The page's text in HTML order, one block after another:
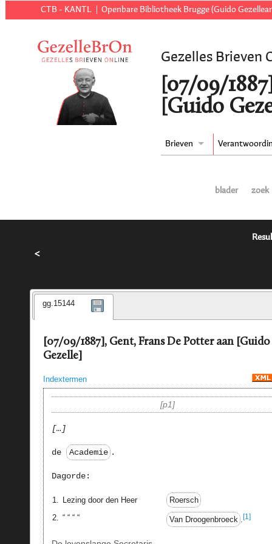
CTB - KANTL Openbare Bibliotheek Brugge (Guido
Gezelles Brieven
[07/09/
[Guido
Brieven
blader zoek
<
gg.15144
[07/09/1887], Gent, Frans De Potter aan [Guido
Gezelle]
Indextermen
p1
…
de Academie .
Dagorde:
1. Lezing door den Heer
Roersch
2.
“ “ “ “ Van Droogenbroeck .[1]